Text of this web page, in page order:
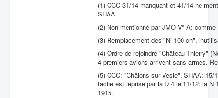
(1) CCC 3T/14 manquant et 4T/14 ne
SHAA.
(2) Non mentionné par JMO V° A:
(3) Remplacement des "Ni 100 ch",
(4) Ordre de rejoindre "Château-Thierry"
4 premiers avions arrivent sans armes.
(5) CCC: "Châlons sur Vesle". SHAA:
tâche est reprise par la D 4 le 11/12; la N
1915.